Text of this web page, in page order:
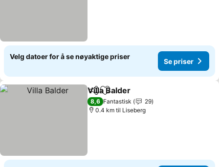
Velg datoer for å se nøyaktige priser
Se priser
Del Legg til i favoritter
Villa Balder
8,6 Fantastisk
29
0.4 km til Liseberg